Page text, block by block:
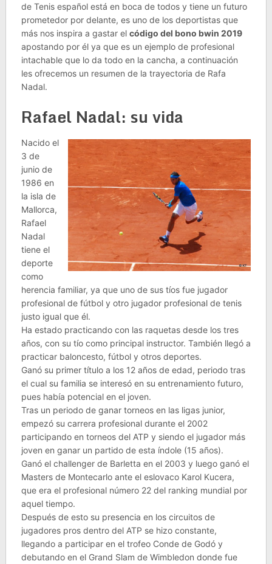
de Tenis español está en boca de todos y tiene un futuro
prometedor por delante, es uno de los deportistas que
más nos inspira a gastar el código del bono bwin 2019
apostando por él ya que es un ejemplo de profesional
intachable que lo da todo en la cancha, a continuación
les ofrecemos un resumen de la trayectoria de Rafa
Nadal.
Rafael Nadal: su vida
Nacido el
3 de
junio de
1986 en
la isla de
Mallorca,
Rafael
Nadal
tiene el
deporte
como
herencia familiar, ya que uno de sus tíos fue jugador
profesional de fútbol y otro jugador profesional de tenis
justo igual que él.
Ha estado practicando con las raquetas desde los tres
años, con su tío como principal instructor. También llegó a
practicar baloncesto, fútbol y otros deportes.
Ganó su primer título a los 12 años de edad, periodo tras
el cual su familia se interesó en su entrenamiento futuro,
pues había potencial en el joven.
Tras un periodo de ganar torneos en las ligas junior,
empezó su carrera profesional durante el 2002
participando en torneos del ATP y siendo el jugador más
joven en ganar un partido de esta índole (15 años).
Ganó el challenger de Barletta en el 2003 y luego ganó el
Masters de Montecarlo ante el eslovaco Karol Kucera,
que era el profesional número 22 del ranking mundial por
aquel tiempo.
Después de esto su presencia en los circuitos de
jugadores pros dentro del ATP se hizo constante,
llegando a participar en el trofeo Conde de Godó y
debutando en el Grand Slam de Wimbledon donde fue